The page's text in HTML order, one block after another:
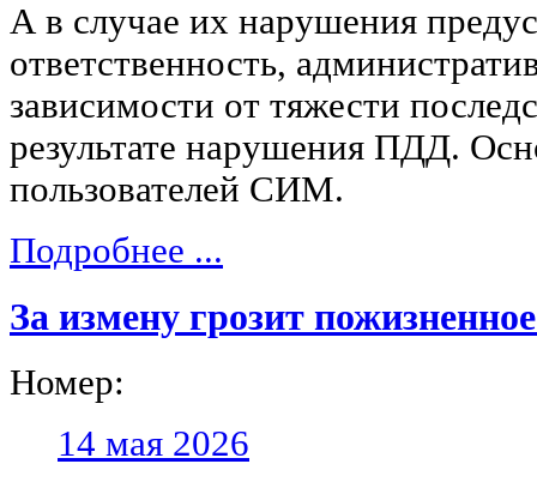
А в случае их нарушения
ответственность,
зависимости от тяжести
результате нарушения ПДД.
пользователей СИМ.
Подробнее ...
За измену грозит
Номер:
14 мая 2026